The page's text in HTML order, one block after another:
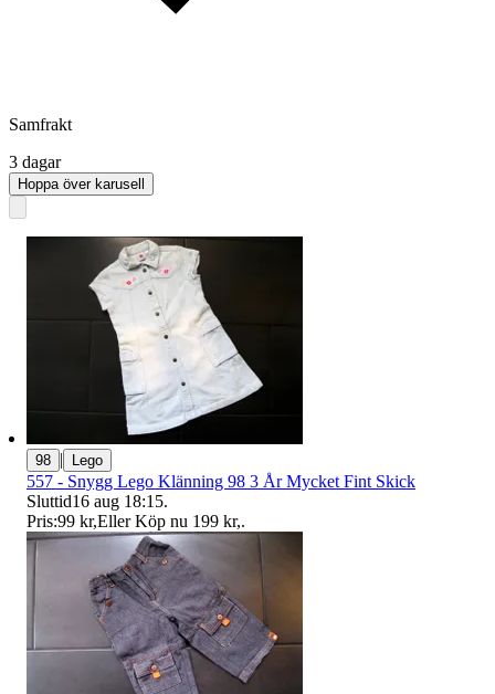
Samfrakt
3 dagar
Hoppa över karusell
98 | Lego
557 - Snygg Lego Klänning 98 3 År Mycket Fint Skick
Sluttid16 aug 18:15.
Pris:99 kr,Eller Köp nu 199 kr,.